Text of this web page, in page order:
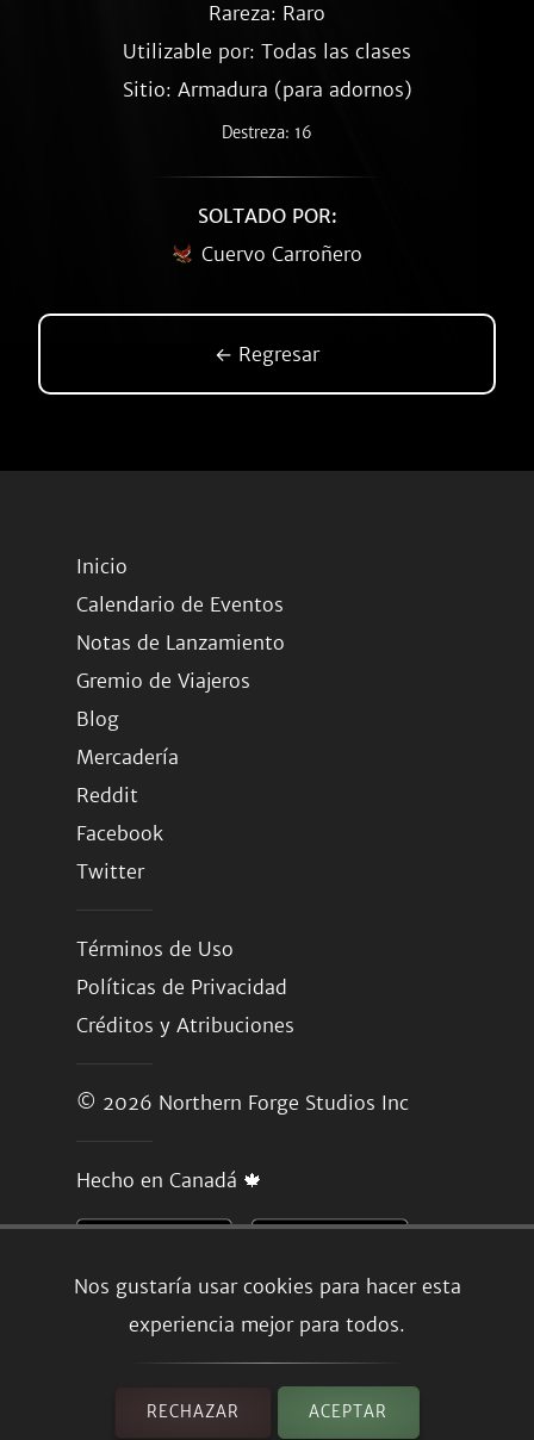
Nos gustaría usar cookies para hacer esta
experiencia mejor para todos.
RECHAZAR ACEPTAR
Rareza: Raro
Utilizable por: Todas las clases
Sitio: Armadura (para adornos)
Destreza: 16
SOLTADO POR:
Cuervo Carroñero
← Regresar
Inicio
Calendario de Eventos
Notas de Lanzamiento
Gremio de Viajeros
Blog
Mercadería
Reddit
Facebook
Twitter
Términos de Uso
Políticas de Privacidad
Créditos y Atribuciones
© 2026 Northern Forge Studios Inc
Hecho en Canadá 🍁